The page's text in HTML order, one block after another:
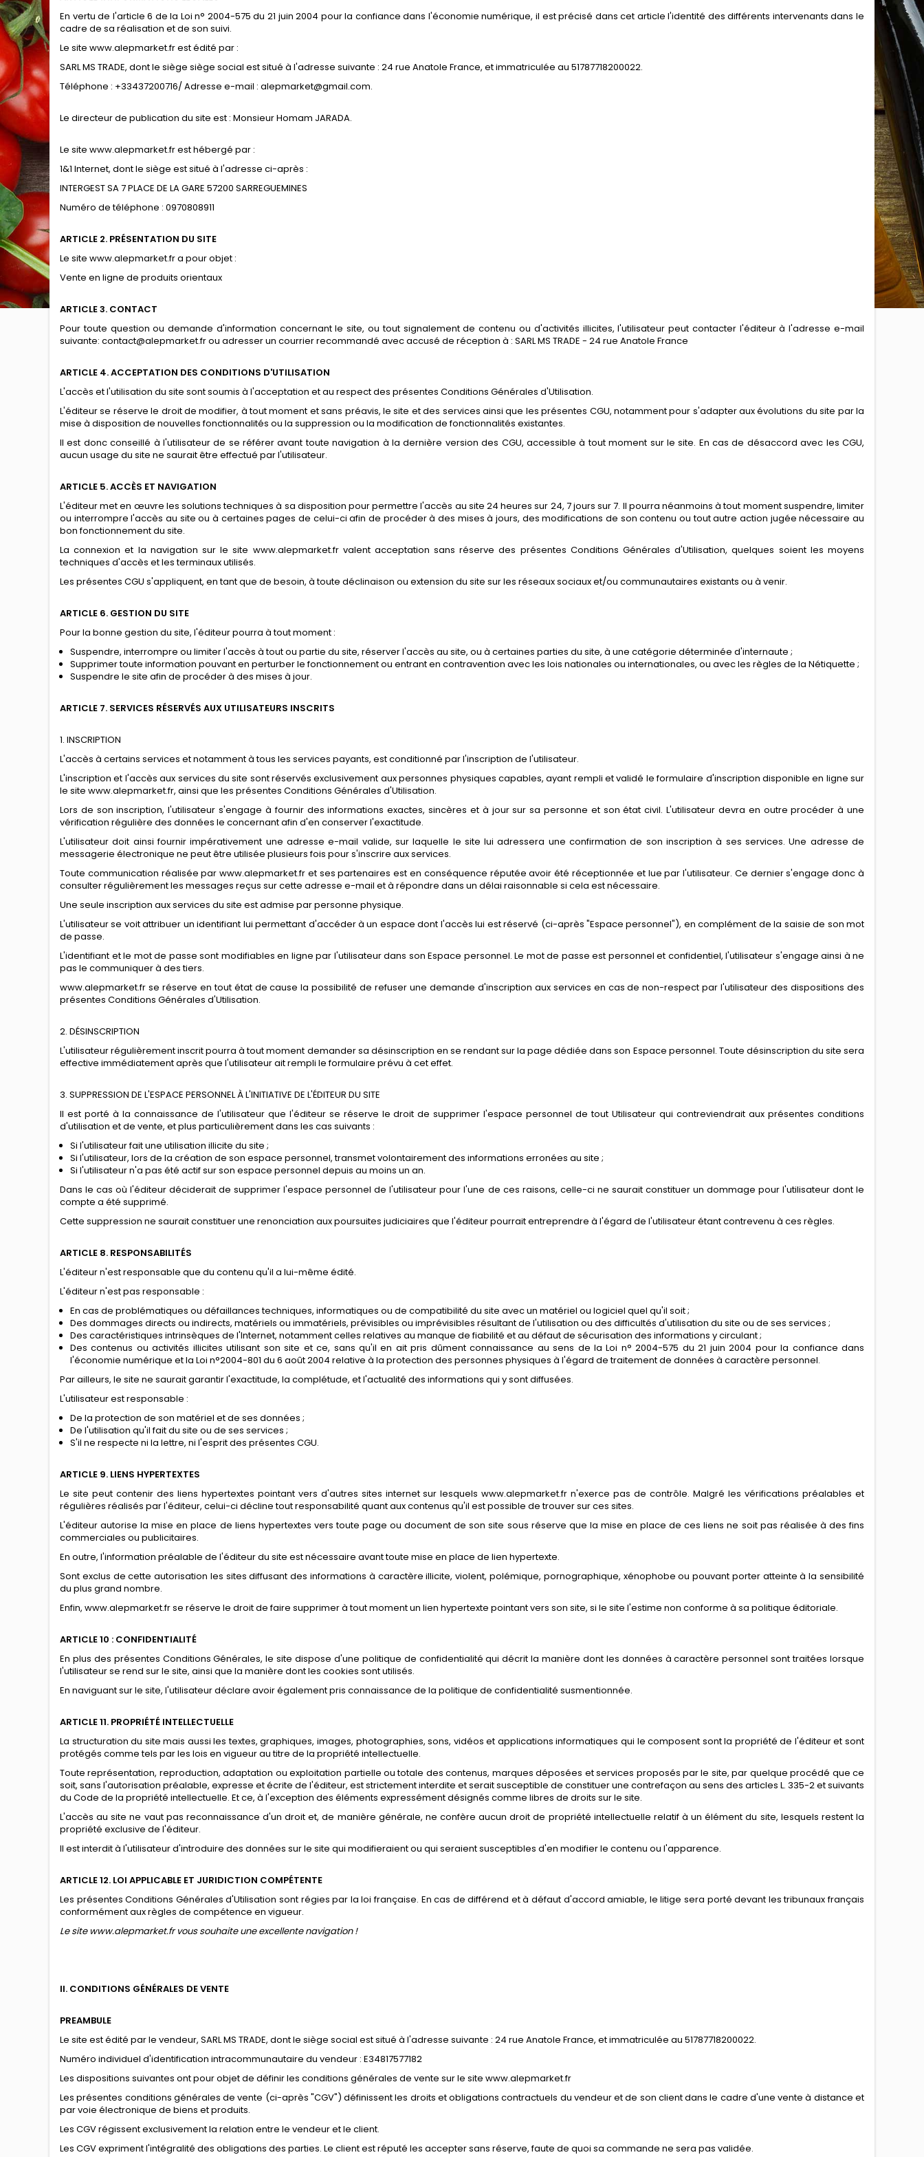
En vertu de l'article 6 de la Loi n° 2004-575 du 21 juin 2004 pour la confiance dans l'économie numérique, il est précisé dans cet article l'identité des différents intervenants dans le
cadre de sa réalisation et de son suivi.
Le site www.alepmarket.fr est édité par :
SARL MS TRADE, dont le siège siège social est situé à l'adresse suivante : 24 rue Anatole France, et immatriculée au 51787718200022.
Téléphone : +33437200716/ Adresse e-mail : alepmarket@gmail.com.
Le directeur de publication du site est : Monsieur Homam JARADA.
Le site www.alepmarket.fr est hébergé par :
1&1 Internet, dont le siège est situé à l'adresse ci-après :
INTERGEST SA 7 PLACE DE LA GARE 57200 SARREGUEMINES
Numéro de téléphone : 0970808911
ARTICLE 2. PRÉSENTATION DU SITE
Le site www.alepmarket.fr a pour objet :
Vente en ligne de produits orientaux
ARTICLE 3. CONTACT
Pour toute question ou demande d'information concernant le site, ou tout signalement de contenu ou d'activités illicites, l'utilisateur peut contacter l'éditeur à l'adresse e-mail
suivante: contact@alepmarket.fr ou adresser un courrier recommandé avec accusé de réception à : SARL MS TRADE - 24 rue Anatole France
ARTICLE 4. ACCEPTATION DES CONDITIONS D'UTILISATION
L'accès et l'utilisation du site sont soumis à l'acceptation et au respect des présentes Conditions Générales d'Utilisation.
L'éditeur se réserve le droit de modifier, à tout moment et sans préavis, le site et des services ainsi que les présentes CGU, notamment pour s'adapter aux évolutions du site par la
mise à disposition de nouvelles fonctionnalités ou la suppression ou la modification de fonctionnalités existantes.
Il est donc conseillé à l'utilisateur de se référer avant toute navigation à la dernière version des CGU, accessible à tout moment sur le site. En cas de désaccord avec les CGU,
aucun usage du site ne saurait être effectué par l'utilisateur.
ARTICLE 5. ACCÈS ET NAVIGATION
L'éditeur met en œuvre les solutions techniques à sa disposition pour permettre l'accès au site 24 heures sur 24, 7 jours sur 7. Il pourra néanmoins à tout moment suspendre, limiter
ou interrompre l'accès au site ou à certaines pages de celui-ci afin de procéder à des mises à jours, des modifications de son contenu ou tout autre action jugée nécessaire au
bon fonctionnement du site.
La connexion et la navigation sur le site www.alepmarket.fr valent acceptation sans réserve des présentes Conditions Générales d'Utilisation, quelques soient les moyens
techniques d'accès et les terminaux utilisés.
Les présentes CGU s'appliquent, en tant que de besoin, à toute déclinaison ou extension du site sur les réseaux sociaux et/ou communautaires existants ou à venir.
ARTICLE 6. GESTION DU SITE
Pour la bonne gestion du site, l'éditeur pourra à tout moment :
Suspendre, interrompre ou limiter l'accès à tout ou partie du site, réserver l'accès au site, ou à certaines parties du site, à une catégorie déterminée d'internaute ;
Supprimer toute information pouvant en perturber le fonctionnement ou entrant en contravention avec les lois nationales ou internationales, ou avec les règles de la Nétiquette ;
Suspendre le site afin de procéder à des mises à jour.
ARTICLE 7. SERVICES RÉSERVÉS AUX UTILISATEURS INSCRITS
1. INSCRIPTION
L'accès à certains services et notamment à tous les services payants, est conditionné par l'inscription de l'utilisateur.
L'inscription et l'accès aux services du site sont réservés exclusivement aux personnes physiques capables, ayant rempli et validé le formulaire d'inscription disponible en ligne sur
le site www.alepmarket.fr, ainsi que les présentes Conditions Générales d'Utilisation.
Lors de son inscription, l'utilisateur s'engage à fournir des informations exactes, sincères et à jour sur sa personne et son état civil. L'utilisateur devra en outre procéder à une
vérification régulière des données le concernant afin d'en conserver l'exactitude.
L'utilisateur doit ainsi fournir impérativement une adresse e-mail valide, sur laquelle le site lui adressera une confirmation de son inscription à ses services. Une adresse de
messagerie électronique ne peut être utilisée plusieurs fois pour s'inscrire aux services.
Toute communication réalisée par www.alepmarket.fr et ses partenaires est en conséquence réputée avoir été réceptionnée et lue par l'utilisateur. Ce dernier s'engage donc à
consulter régulièrement les messages reçus sur cette adresse e-mail et à répondre dans un délai raisonnable si cela est nécessaire.
Une seule inscription aux services du site est admise par personne physique.
L'utilisateur se voit attribuer un identifiant lui permettant d'accéder à un espace dont l'accès lui est réservé (ci-après "Espace personnel"), en complément de la saisie de son mot
de passe.
L'identifiant et le mot de passe sont modifiables en ligne par l'utilisateur dans son Espace personnel. Le mot de passe est personnel et confidentiel, l'utilisateur s'engage ainsi à ne
pas le communiquer à des tiers.
www.alepmarket.fr se réserve en tout état de cause la possibilité de refuser une demande d'inscription aux services en cas de non-respect par l'utilisateur des dispositions des
présentes Conditions Générales d'Utilisation.
2. DÉSINSCRIPTION
L'utilisateur régulièrement inscrit pourra à tout moment demander sa désinscription en se rendant sur la page dédiée dans son Espace personnel. Toute désinscription du site sera
effective immédiatement après que l'utilisateur ait rempli le formulaire prévu à cet effet.
3. SUPPRESSION DE L'ESPACE PERSONNEL À L'INITIATIVE DE L'ÉDITEUR DU SITE
Il est porté à la connaissance de l'utilisateur que l'éditeur se réserve le droit de supprimer l'espace personnel de tout Utilisateur qui contreviendrait aux présentes conditions
d'utilisation et de vente, et plus particulièrement dans les cas suivants :
Si l'utilisateur fait une utilisation illicite du site ;
Si l'utilisateur, lors de la création de son espace personnel, transmet volontairement des informations erronées au site ;
Si l'utilisateur n'a pas été actif sur son espace personnel depuis au moins un an.
Dans le cas où l'éditeur déciderait de supprimer l'espace personnel de l'utilisateur pour l'une de ces raisons, celle-ci ne saurait constituer un dommage pour l'utilisateur dont le
compte a été supprimé.
Cette suppression ne saurait constituer une renonciation aux poursuites judiciaires que l'éditeur pourrait entreprendre à l'égard de l'utilisateur étant contrevenu à ces règles.
ARTICLE 8. RESPONSABILITÉS
L'éditeur n'est responsable que du contenu qu'il a lui-même édité.
L'éditeur n'est pas responsable :
En cas de problématiques ou défaillances techniques, informatiques ou de compatibilité du site avec un matériel ou logiciel quel qu'il soit ;
Des dommages directs ou indirects, matériels ou immatériels, prévisibles ou imprévisibles résultant de l'utilisation ou des difficultés d'utilisation du site ou de ses services ;
Des caractéristiques intrinsèques de l'Internet, notamment celles relatives au manque de fiabilité et au défaut de sécurisation des informations y circulant ;
Des contenus ou activités illicites utilisant son site et ce, sans qu'il en ait pris dûment connaissance au sens de la Loi n° 2004-575 du 21 juin 2004 pour la confiance dans
l'économie numérique et la Loi n°2004-801 du 6 août 2004 relative à la protection des personnes physiques à l'égard de traitement de données à caractère personnel.
Par ailleurs, le site ne saurait garantir l'exactitude, la complétude, et l'actualité des informations qui y sont diffusées.
L'utilisateur est responsable :
De la protection de son matériel et de ses données ;
De l'utilisation qu'il fait du site ou de ses services ;
S'il ne respecte ni la lettre, ni l'esprit des présentes CGU.
ARTICLE 9. LIENS HYPERTEXTES
Le site peut contenir des liens hypertextes pointant vers d'autres sites internet sur lesquels www.alepmarket.fr n'exerce pas de contrôle. Malgré les vérifications préalables et
régulières réalisés par l'éditeur, celui-ci décline tout responsabilité quant aux contenus qu'il est possible de trouver sur ces sites.
L'éditeur autorise la mise en place de liens hypertextes vers toute page ou document de son site sous réserve que la mise en place de ces liens ne soit pas réalisée à des fins
commerciales ou publicitaires.
En outre, l'information préalable de l'éditeur du site est nécessaire avant toute mise en place de lien hypertexte.
Sont exclus de cette autorisation les sites diffusant des informations à caractère illicite, violent, polémique, pornographique, xénophobe ou pouvant porter atteinte à la sensibilité
du plus grand nombre.
Enfin, www.alepmarket.fr se réserve le droit de faire supprimer à tout moment un lien hypertexte pointant vers son site, si le site l'estime non conforme à sa politique éditoriale.
ARTICLE 10 : CONFIDENTIALITÉ
En plus des présentes Conditions Générales, le site dispose d'une politique de confidentialité qui décrit la manière dont les données à caractère personnel sont traitées lorsque
l'utilisateur se rend sur le site, ainsi que la manière dont les cookies sont utilisés.
En naviguant sur le site, l'utilisateur déclare avoir également pris connaissance de la politique de confidentialité susmentionnée.
ARTICLE 11. PROPRIÉTÉ INTELLECTUELLE
La structuration du site mais aussi les textes, graphiques, images, photographies, sons, vidéos et applications informatiques qui le composent sont la propriété de l'éditeur et sont
protégés comme tels par les lois en vigueur au titre de la propriété intellectuelle.
Toute représentation, reproduction, adaptation ou exploitation partielle ou totale des contenus, marques déposées et services proposés par le site, par quelque procédé que ce
soit, sans l'autorisation préalable, expresse et écrite de l'éditeur, est strictement interdite et serait susceptible de constituer une contrefaçon au sens des articles L. 335-2 et suivants
du Code de la propriété intellectuelle. Et ce, à l'exception des éléments expressément désignés comme libres de droits sur le site.
L'accès au site ne vaut pas reconnaissance d'un droit et, de manière générale, ne confère aucun droit de propriété intellectuelle relatif à un élément du site, lesquels restent la
propriété exclusive de l'éditeur.
Il est interdit à l'utilisateur d'introduire des données sur le site qui modifieraient ou qui seraient susceptibles d'en modifier le contenu ou l'apparence.
ARTICLE 12. LOI APPLICABLE ET JURIDICTION COMPÉTENTE
Les présentes Conditions Générales d'Utilisation sont régies par la loi française. En cas de différend et à défaut d'accord amiable, le litige sera porté devant les tribunaux français
conformément aux règles de compétence en vigueur.
Le site www.alepmarket.fr vous souhaite une excellente navigation !
II. CONDITIONS GÉNÉRALES DE VENTE
PREAMBULE
Le site est édité par le vendeur, SARL MS TRADE, dont le siège social est situé à l'adresse suivante : 24 rue Anatole France, et immatriculée au 51787718200022.
Numéro individuel d'identification intracommunautaire du vendeur : E34817577182
Les dispositions suivantes ont pour objet de définir les conditions générales de vente sur le site www.alepmarket.fr
Les présentes conditions générales de vente (ci-après "CGV") définissent les droits et obligations contractuels du vendeur et de son client dans le cadre d'une vente à distance et
par voie électronique de biens et produits.
Les CGV régissent exclusivement la relation entre le vendeur et le client.
Les CGV expriment l'intégralité des obligations des parties. Le client est réputé les accepter sans réserve, faute de quoi sa commande ne sera pas validée.